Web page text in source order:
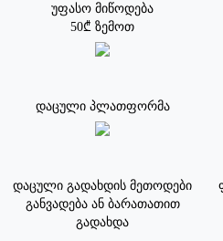
უფასო მიწოდება
50₾ ზემოთ
დაცული პლათფორმა
დაცული გადახდის მეთოდები
განვადება ან ბარათათით
გადახდა